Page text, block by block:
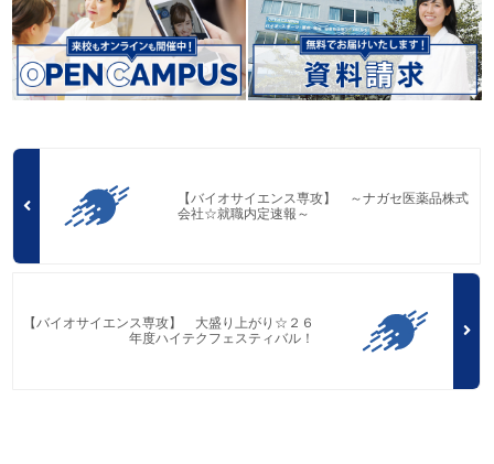
【バイオサイエンス専攻】 ～ナガセ医薬品株式
会社☆就職内定速報～
【バイオサイエンス専攻】 大盛り上がり☆２６
年度ハイテクフェスティバル！